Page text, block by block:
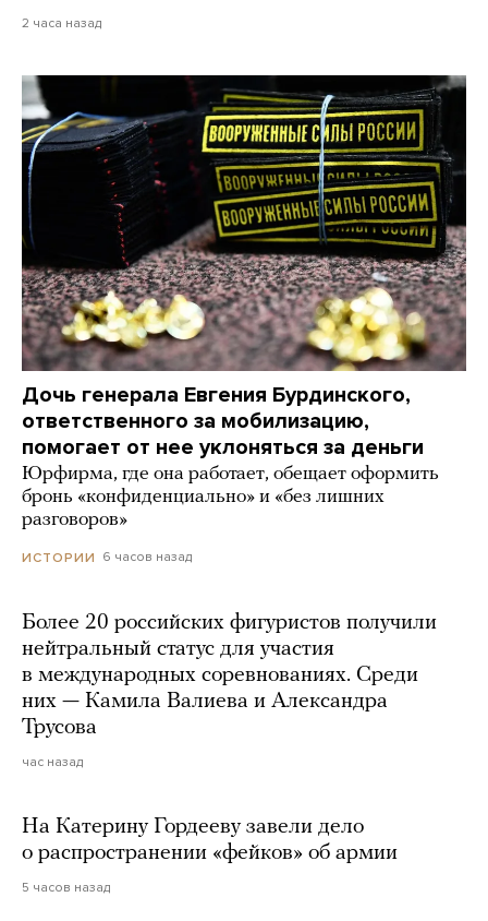
2 часа назад
Дочь генерала Евгения Бурдинского,
ответственного за мобилизацию,
помогает от нее уклоняться за деньги
Юрфирма, где она работает, обещает оформить
бронь «конфиденциально» и «без лишних
разговоров»
ИСТОРИИ 6 часов назад
Более 20 российских фигуристов получили
нейтральный статус для участия
в международных соревнованиях. Среди
них — Камила Валиева и Александра
Трусова
час назад
На Катерину Гордееву завели дело
о распространении «фейков» об армии
5 часов назад